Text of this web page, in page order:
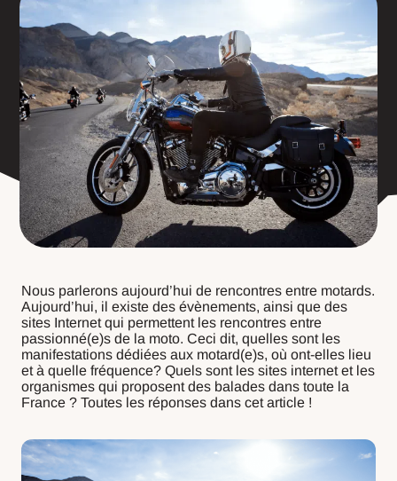
Nous parlerons aujourd’hui de rencontres entre motards.
Aujourd’hui, il existe des évènements, ainsi que des
sites Internet qui permettent les rencontres entre
passionné(e)s de la moto. Ceci dit, quelles sont les
manifestations dédiées aux motard(e)s, où ont-elles lieu
et à quelle fréquence? Quels sont les sites internet et les
organismes qui proposent des balades dans toute la
France ? Toutes les réponses dans cet article !